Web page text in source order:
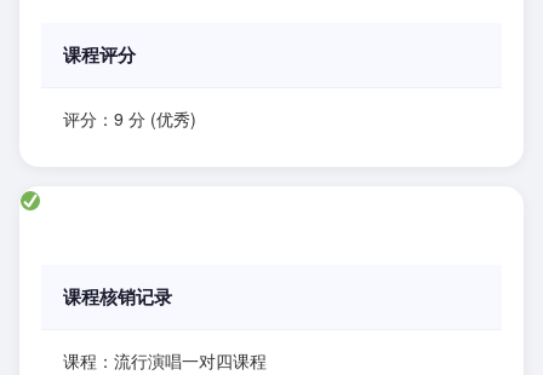
课程评分
评分：9 分 (优秀)
课程核销记录
课程：流行演唱一对四课程